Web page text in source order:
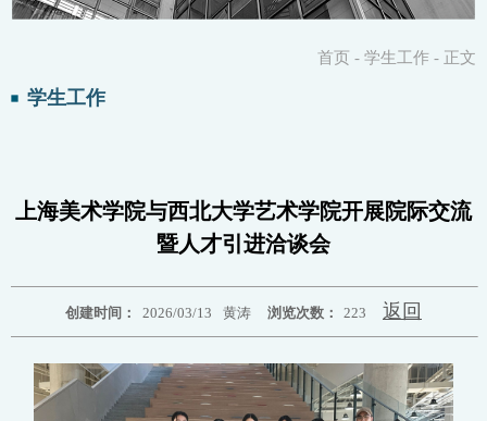
学生工作
首页 - 学生工作 - 正文
上海美术学院与西北大学艺术学院开展院际交流
暨人才引进洽谈会
创建时间： 2026/03/13 黄涛 浏览次数： 223 返回